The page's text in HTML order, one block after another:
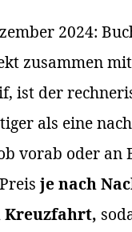
2024:
zusammen
ist der
als eine
vorab oder an
je nach
Kreuzfahrt,